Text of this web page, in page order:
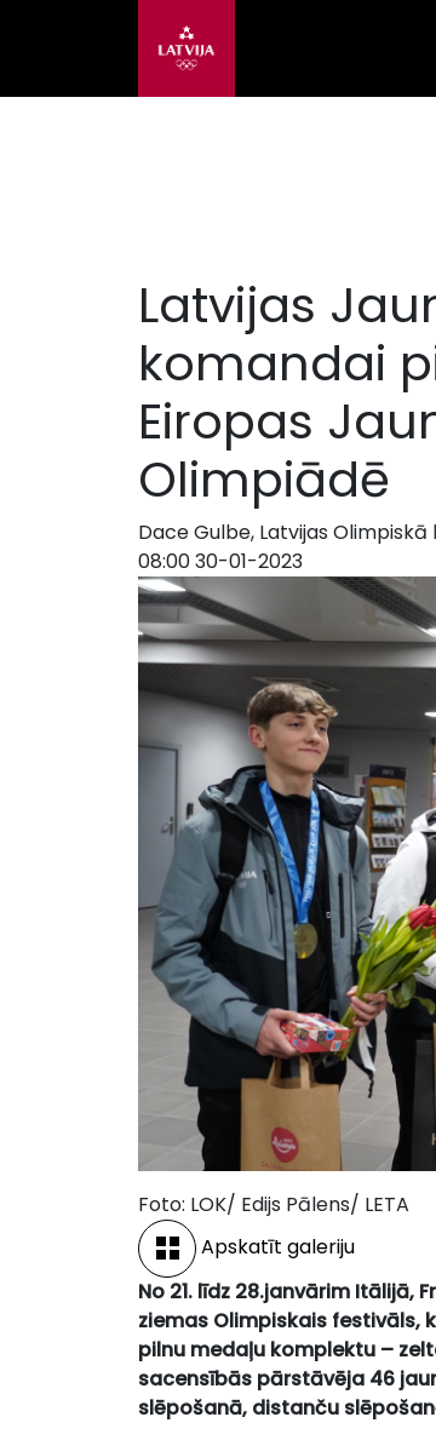
Latvijas
komandai
Eiropas
Olimpiādē
Dace Gulbe, Latvijas
08:00 30-01-2023
Foto: LOK/ Edijs Pālens/ LETA
Apskatīt galeriju
No 21. līdz 28.janvārim Itālijā,
ziemas Olimpiskais festivāls,
pilnu medaļu komplektu –
sacensībās pārstāvēja 46
slēpošanā, distanču